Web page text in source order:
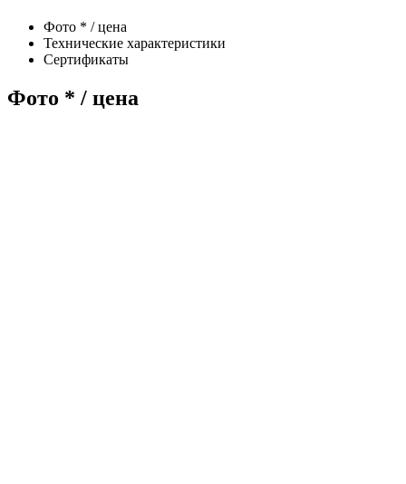
Фото * / цена
Технические характеристики
Сертификаты
Фото * / цена